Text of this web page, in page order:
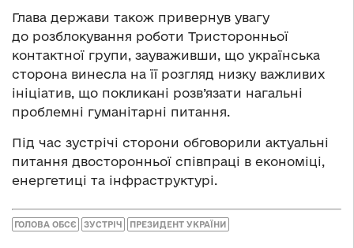
Глава держави також привернув увагу
до розблокування роботи Тристоронньої
контактної групи, зауваживши, що українська
сторона винесла на її розгляд низку важливих
ініціатив, що покликані розв’язати нагальні
проблемні гуманітарні питання.
Під час зустрічі сторони обговорили актуальні
питання двосторонньої співпраці в економіці,
енергетиці та інфраструктурі.
ГОЛОВА ОБСЄ ЗУСТРІЧ ПРЕЗИДЕНТ УКРАЇНИ